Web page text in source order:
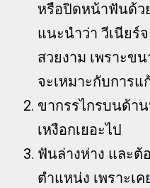
หรือปิดหน้าฟันด้ว
แนะนำว่า วีเนียร์
สวยงาม เพราะข
จะเหมาะกับการ
ขากรรไกรบนด้า
เหงือกเยอะไป
ฟันล่างห่าง และต้
ตำแหน่ง เพราะเ